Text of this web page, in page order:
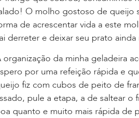
O molho gostoso de queijo
de acrescentar vida a este
derreter e deixar seu prato
organização da minha geladeira
por uma refeição rápida e
fiz com cubos de peito de
pule a etapa, a de saltear
quanto e muito mais rápida de